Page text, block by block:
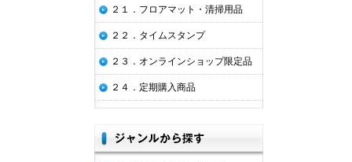
２１．フロアマット・清掃用品
２２．タイムスタンプ
２３．オンラインショップ限定品
２４．定期購入商品